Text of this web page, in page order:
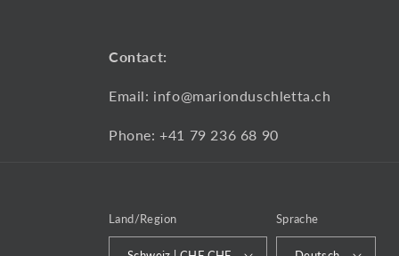
Contact:
Email: info@marionduschletta.ch
Phone: +41 79 236 68 90
Land/Region Sprache